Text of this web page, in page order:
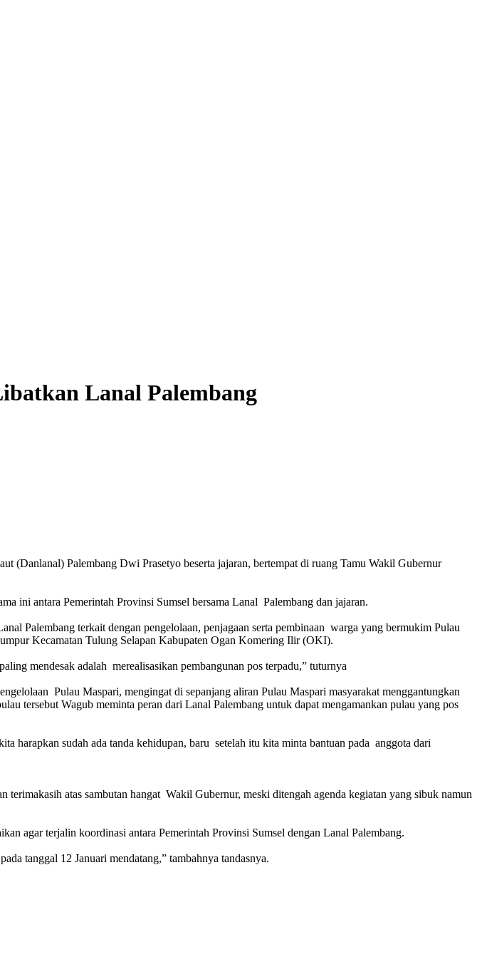
Lanal Palembang
(Danlanal) Palembang Dwi Prasetyo beserta jajaran, bertempat di ruang Tamu Wakil Gubernur
ini antara Pemerintah Provinsi Sumsel bersama Lanal Palembang dan jajaran.
Palembang terkait dengan pengelolaan, penjagaan serta pembinaan warga yang bermukim Pulau
Kecamatan Tulung Selapan Kabupaten Ogan Komering Ilir (OKI).
mendesak adalah merealisasikan pembangunan pos terpadu,” tuturnya
Pulau Maspari, mengingat di sepanjang aliran Pulau Maspari masyarakat menggantungkan
tersebut Wagub meminta peran dari Lanal Palembang untuk dapat mengamankan pulau yang pos
harapkan sudah ada tanda kehidupan, baru setelah itu kita minta bantuan pada anggota dari
atas sambutan hangat Wakil Gubernur, meski ditengah agenda kegiatan yang sibuk namun
agar terjalin koordinasi antara Pemerintah Provinsi Sumsel dengan Lanal Palembang.
tanggal 12 Januari mendatang,” tambahnya tandasnya.